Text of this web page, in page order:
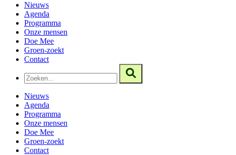
Nieuws
Agenda
Programma
Onze mensen
Doe Mee
Groen-zoekt
Contact
Nieuws
Agenda
Programma
Onze mensen
Doe Mee
Groen-zoekt
Contact